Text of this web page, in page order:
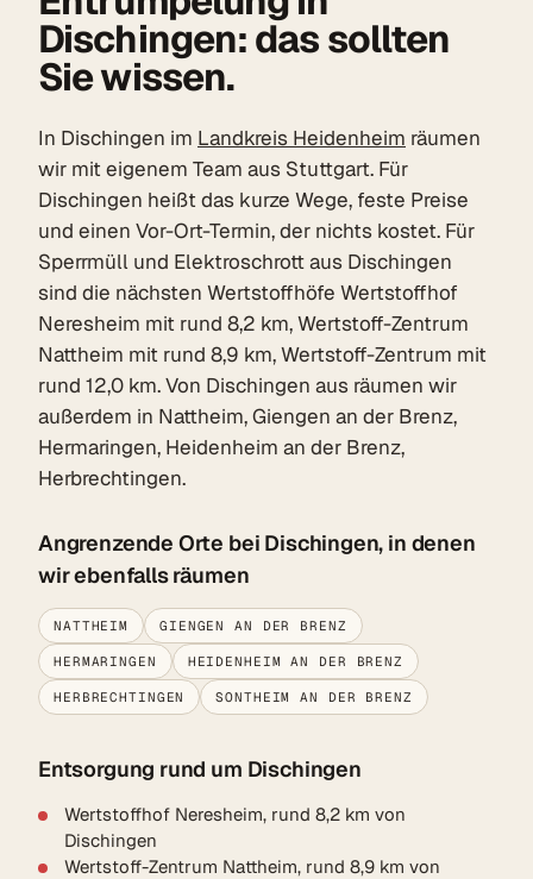
Dischingen: das sollten
Sie wissen.
In Dischingen im Landkreis Heidenheim räumen
wir mit eigenem Team aus Stuttgart. Für
Dischingen heißt das kurze Wege, feste Preise
und einen Vor-Ort-Termin, der nichts kostet. Für
Sperrmüll und Elektroschrott aus Dischingen
sind die nächsten Wertstoffhöfe Wertstoffhof
Neresheim mit rund 8,2 km, Wertstoff-Zentrum
Nattheim mit rund 8,9 km, Wertstoff-Zentrum mit
rund 12,0 km. Von Dischingen aus räumen wir
außerdem in Nattheim, Giengen an der Brenz,
Hermaringen, Heidenheim an der Brenz,
Herbrechtingen.
Angrenzende Orte bei Dischingen, in denen
wir ebenfalls räumen
NATTHEIM GIENGEN AN DER BRENZ
HERMARINGEN HEIDENHEIM AN DER BRENZ
HERBRECHTINGEN SONTHEIM AN DER BRENZ
Entsorgung rund um Dischingen
Wertstoffhof Neresheim, rund 8,2 km von
Dischingen
Wertstoff-Zentrum Nattheim, rund 8,9 km von